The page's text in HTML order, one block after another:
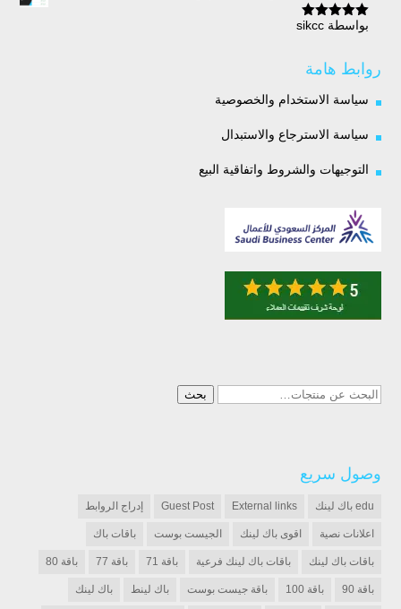
تم التقييم5
بواسطة sikcc
روابط هامة
سياسة الاستخدام والخصوصية
سياسة الاسترجاع والاستبدال
التوجيهات والشروط واتفاقية البيع
البحث
بحث
وصول سريع
edu باك لينك External links
Guest Post إدراج الروابط
اعلانات نصية اقوى باك لينك الجيست بوست باقات باك
باقات باك لينك باقات باك لينك فرعية باقة 71 باقة 77 باقة 80
باقة 90 باقة 100 باقة جيست بوست باك لينط باك لينك